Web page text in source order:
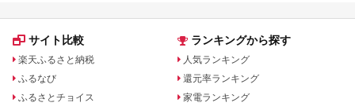
サイト比較
楽天ふるさと納税
ふるなび
ふるさとチョイス
ランキングから探す
人気ランキング
還元率ランキング
家電ランキング